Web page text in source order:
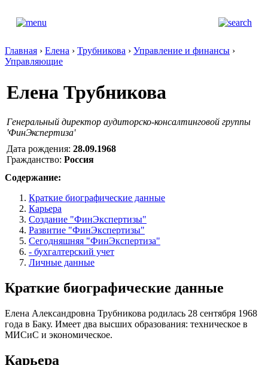
Главная › Елена › Трубникова › Управление и финансы ›
Управляющие
Елена Трубникова
Генеральный директор аудиторско-консалтинговой группы
'ФинЭкспертиза'
Дата рождения: 28.09.1968
Гражданство: Россия
Содержание:
Краткие биографические данные
Карьера
Создание "ФинЭкспертизы"
Развитие "ФинЭкспертизы"
Сегодняшняя "ФинЭкспертиза"
- бухгалтерский учет
Личные данные
Краткие биографические данные
Елена Александровна Трубникова родилась 28 сентября 1968
года в Баку. Имеет два высших образования: техническое в
МИСиС и экономическое.
Карьера